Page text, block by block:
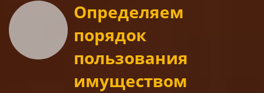
Определяем
порядок
пользования
имуществом